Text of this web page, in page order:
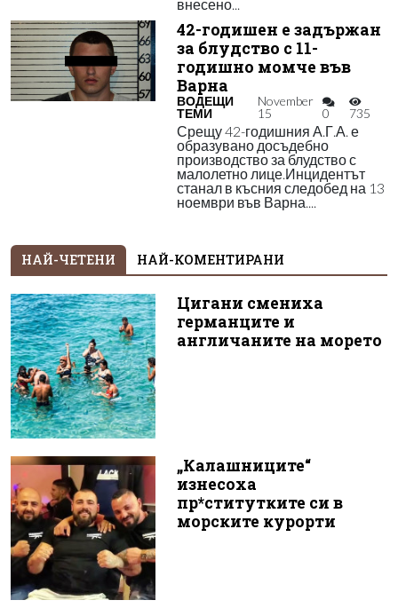
внесено...
42-годишен е задържан
за блудство с 11-
годишно момче във
Варна
ВОДЕЩИ
ТЕМИ
November
15
0 735
Срещу 42-годишния А.Г.А. е
образувано досъдебно
производство за блудство с
малолетно лице.Инцидентът
станал в късния следобед на 13
ноември във Варна....
НАЙ-ЧЕТЕНИ НАЙ-КОМЕНТИРАНИ
Цигани смениха
германците и
англичаните на морето
„Калашниците“
изнесоха
пр*ститутките си в
морските курорти